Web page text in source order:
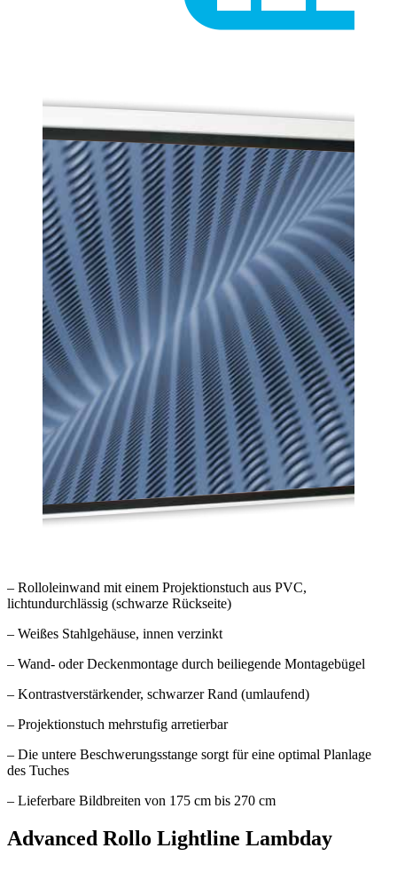
– Rolloleinwand mit einem Projektionstuch aus PVC,
lichtundurchlässig (schwarze Rückseite)
– Weißes Stahlgehäuse, innen verzinkt
– Wand- oder Deckenmontage durch beiliegende Montagebügel
– Kontrastverstärkender, schwarzer Rand (umlaufend)
– Projektionstuch mehrstufig arretierbar
– Die untere Beschwerungsstange sorgt für eine optimal Planlage
des Tuches
– Lieferbare Bildbreiten von 175 cm bis 270 cm
Advanced Rollo Lightline Lambday